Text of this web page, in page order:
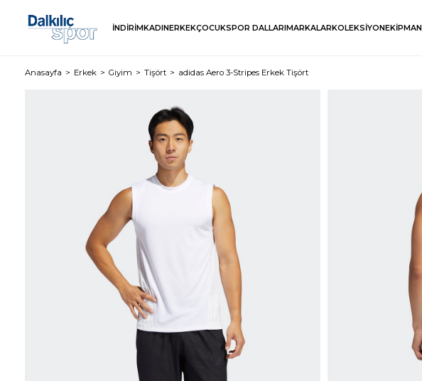
İNDİRİMKADINERKEKÇOCUKSPOR DALLARIMARKALARKOLEKSİYONEKİPMAN
Anasayfa Erkek Giyim Tişört adidas Aero 3-Stripes Erkek Tişört